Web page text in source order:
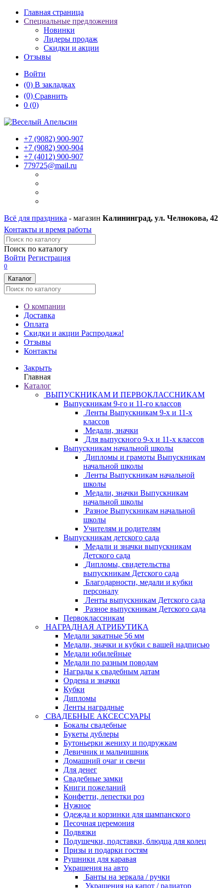
Главная страница
Специальные предложения
Новинки
Лидеры продаж
Скидки и акции
Отзывы
Войти
(0) В закладках
(0) Сравнить
0 (0)
+7 (9082) 900-907
+7 (9082) 900-904
+7 (4012) 900-907
779725@mail.ru
Всё для праздника - магазин Калининград, ул. Челнокова, 42
Контакты и время работы
Поиск по каталогу
Войти Регистрация
0
Каталог
О компании
Доставка
Оплата
Скидки и акции Распродажа!
Отзывы
Контакты
Закрыть
Главная
Каталог
ВЫПУСКНИКАМ И ПЕРВОКЛАССНИКАМ
Выпускникам 9-го и 11-го классов
Ленты Выпускникам 9-х и 11-х
классов
Медали, значки
Для выпускного 9-х и 11-х классов
Выпускникам начальной школы
Дипломы и грамоты Выпускникам
начальной школы
Ленты Выпускникам начальной
школы
Медали, значки Выпускникам
начальной школы
Разное Выпускникам начальной
школы
Учителям и родителям
Выпускникам детского сада
Медали и значки выпускникам
Детского сада
Дипломы, свидетельства
выпускникам Детского сада
Благодарности, медали и кубки
персоналу
Ленты выпускникам Детского сада
Разное выпускникам Детского сада
Первоклассникам
НАГРАДНАЯ АТРИБУТИКА
Медали закатные 56 мм
Медали, значки и кубки с вашей надписью
Медали юбилейные
Медали по разным поводам
Награды к свадебным датам
Ордена и значки
Кубки
Дипломы
Ленты наградные
СВАДЕБНЫЕ АКСЕССУАРЫ
Бокалы свадебные
Букеты дублеры
Бутоньерки жениху и подружкам
Девичник и мальчишник
Домашний очаг и свечи
Для денег
Свадебные замки
Книги пожеланий
Конфетти, лепестки роз
Нужное
Одежда и корзинки для шампанского
Песочная церемония
Подвязки
Подушечки, подставки, блюдца для колец
Призы и подарки гостям
Рушники для каравая
Украшения на авто
Банты на зеркала / ручки
Украшения на капот / радиатор